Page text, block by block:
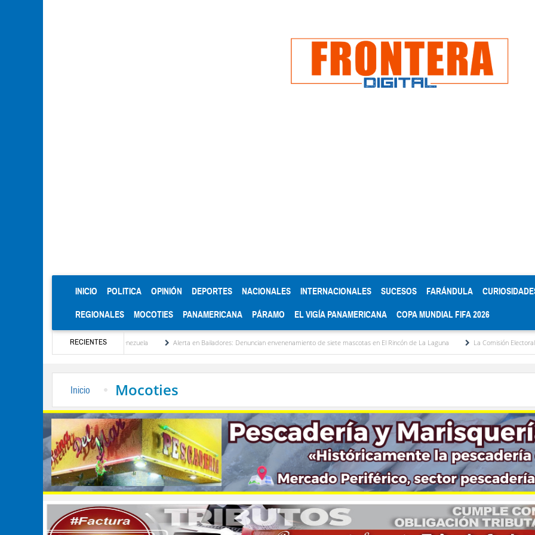
INICIO (CURRENT)
POLITICA OPINIÓN DEPORTES NACIONALES INTERNACIONALES SUCESOS FARÁNDULA
REGIONALES MOCOTIES PANAMERICANA PÁRAMO EL VIGÍA PANAMERICANA COPA MUNDIAL FIFA 2026
RECIENTES
de Venezuela Alerta en Bailadores: Denuncian envenenamiento de siete mascotas en El Rincón de La Laguna La Comisión Electoral del Colegio
Inicio Mocoties